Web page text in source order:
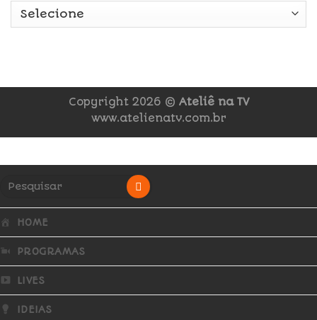
Copyright 2026 © Ateliê na TV
www.atelienatv.com.br
HOME
PROGRAMAS
LIVES
IDEIAS